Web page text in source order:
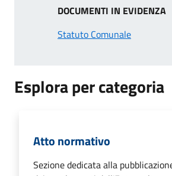
DOCUMENTI IN EVIDENZA
Statuto Comunale
Esplora per categoria
Atto normativo
Sezione dedicata alla